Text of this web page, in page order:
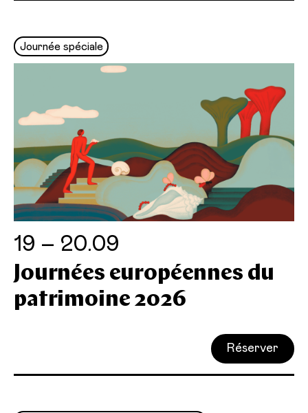
Journée spéciale
19 – 20.09
Journées européennes du
patrimoine 2026
Réserver